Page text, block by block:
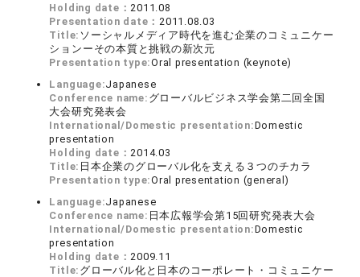
Holding date：2011.08
Presentation date：2011.08.03
Title: ソーシャルメディア時代を進む企業のコミュニケー
ションーその本質と挑戦の新次元
Presentation type:Oral presentation (keynote)
Language:Japanese
Conference name: グローバルビジネス学会第二回全国
大会研究発表会
International/Domestic presentation:Domestic
presentation
Holding date：2014.03
Title: 日本企業のグローバル化を支える３つのチカラ
Presentation type:Oral presentation (general)
Language:Japanese
Conference name: 日本広報学会第15回研究発表大会
International/Domestic presentation:Domestic
presentation
Holding date：2009.11
Title: グローバル化と日本のコーポレート・コミュニケー